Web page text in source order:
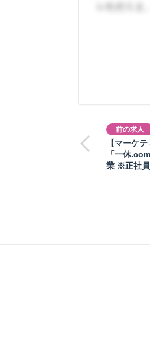
いただく
前の求人
【マーケ
「一休
業 ※正社員